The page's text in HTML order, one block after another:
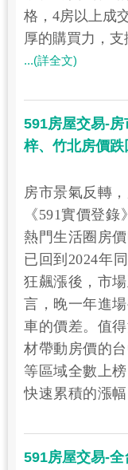
格，4房以上成
厚的購買力，支
...(詳全文)
591房屋交易-
梓、竹北房價跌
房市景氣反轉
《591實價登
熱門生活圈房
已回到2024年
狂飆漲後，市
言，晚一年進
車的價差。值
材帶動房價的
等區域全數上
快速累積的漲幅
591房屋交易-